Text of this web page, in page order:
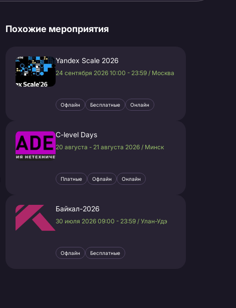
Похожие мероприятия
Yandex Scale 2026
24 сентября 2026 10:00 - 23:59 / Москва
Офлайн Бесплатные Онлайн
C-level Days
20 августа - 21 августа 2026 / Минск
Платные Офлайн Онлайн
Байкал-2026
30 июля 2026 09:00 - 23:59 / Улан-Удэ
Офлайн Бесплатные